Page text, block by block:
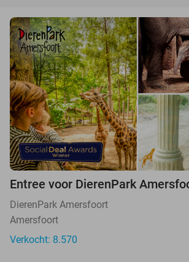
Entree voor DierenPark
DierenPark Amersfoort
Amersfoort
Verkocht: 8.570